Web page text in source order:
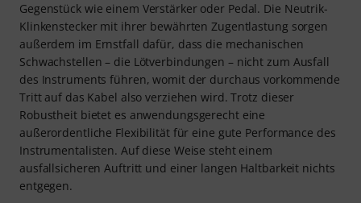
Gegenstück wie einem Verstärker oder Pedal. Die Neutrik-
Klinkenstecker mit ihrer bewährten Zugentlastung sorgen
außerdem im Ernstfall dafür, dass die mechanischen
Schwachstellen – die Lötverbindungen – nicht zum Ausfall
des Instruments führen, womit der durchaus vorkommende
Tritt auf das Kabel also verziehen wird. Trotz dieser
Robustheit bietet es anwendungsgerecht eine
außerordentliche Flexibilität für eine gute Performance des
Instrumentalisten. Auf diese Weise steht einem
ausfallsicheren Auftritt und einer langen Haltbarkeit nichts
entgegen.